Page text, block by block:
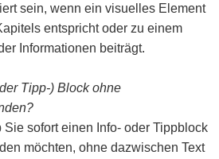
sein, wenn ein visuelles Element
entspricht oder zu einem
Informationen beiträgt.
Tipp-) Block ohne
sofort einen Info- oder Tippblock
möchten, ohne dazwischen Text